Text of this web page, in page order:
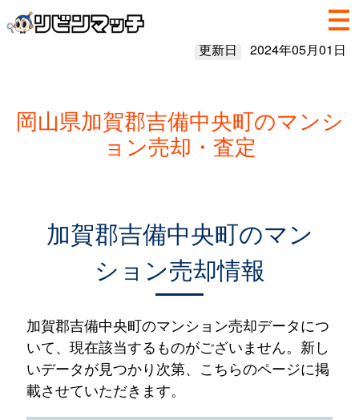
更新日 2024年05月01日
岡山県加賀郡吉備中央町のマンシ
ョン売却・査定
加賀郡吉備中央町のマン
ション売却情報
加賀郡吉備中央町のマンション売却データにつ
いて、現在該当するものがございません。新し
いデータが見つかり次第、こちらのページに掲
載させていただきます。